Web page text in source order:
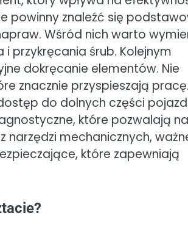
powinny znaleźć się
Wśród nich warto
przykręcania śrub. Kolejnym
dokręcanie elementów. Nie
znacznie przyspieszają
do dolnych części
które pozwalają na
mechanicznych,
które zapewniają